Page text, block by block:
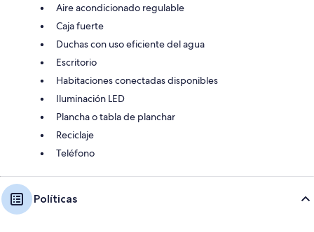
Aire acondicionado regulable
Caja fuerte
Duchas con uso eficiente del agua
Escritorio
Habitaciones conectadas disponibles
Iluminación LED
Plancha o tabla de planchar
Reciclaje
Teléfono
Políticas